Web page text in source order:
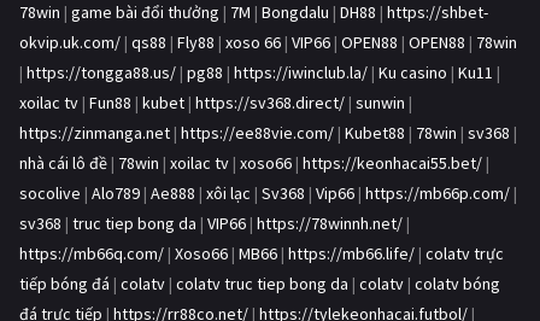
78win | game bài đổi thưởng | 7M | Bongdalu | DH88 | https://shbet-
okvip.uk.com/ | qs88 | Fly88 | xoso 66 | VIP66 | OPEN88 | OPEN88 | 78win
| https://tongga88.us/ | pg88 | https://iwinclub.la/ | Ku casino | Ku11 |
xoilac tv | Fun88 | kubet | https://sv368.direct/ | sunwin |
https://zinmanga.net | https://ee88vie.com/ | Kubet88 | 78win | sv368 |
nhà cái lô đề | 78win | xoilac tv | xoso66 | https://keonhacai55.bet/ |
socolive | Alo789 | Ae888 | xôi lạc | Sv368 | Vip66 | https://mb66p.com/ |
sv368 | truc tiep bong da | VIP66 | https://78winnh.net/ |
https://mb66q.com/ | Xoso66 | MB66 | https://mb66.life/ | colatv trực
tiếp bóng đá | colatv | colatv truc tiep bong da | colatv | colatv bóng
đá trực tiếp | https://rr88co.net/ | https://tylekeonhacai.futbol/ |